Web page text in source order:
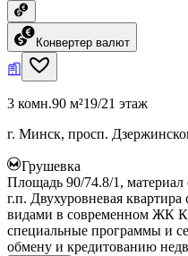
Конвертер валют
3 комн.90 м²19/21 этаж
г. Минск, просп.
Грушевка
Площадь 90/74.8/1,
г.п. Двухуровневая
видами в современном ЖК
специальные программы и
обмену и кредитованию